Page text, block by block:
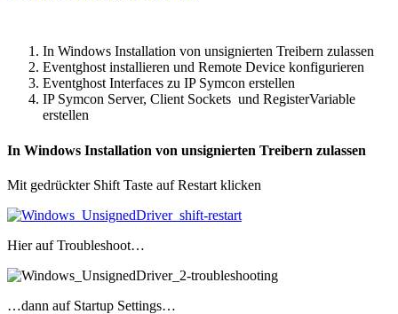
In Windows Installation von unsignierten Treibern zulassen
Eventghost installieren und Remote Device konfigurieren
Eventghost Interfaces zu IP Symcon erstellen
IP Symcon Server, Client Sockets und RegisterVariable
erstellen
In Windows Installation von unsignierten Treibern zulassen
Mit gedrückter Shift Taste auf Restart klicken
Hier auf Troubleshoot…
…dann auf Startup Settings…